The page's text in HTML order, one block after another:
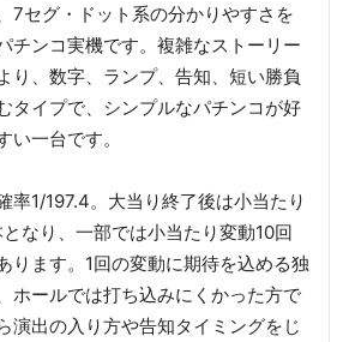
7セグ・ドット系の分かりやすさを
チンコ実機です。複雑なストーリー
り、数字、ランプ、告知、短い勝負
タイプで、シンプルなパチンコが好
い一台です。
率1/197.4。大当り終了後は小当たり
なり、一部では小当たり変動10回
ります。1回の変動に期待を込める独
ホールでは打ち込みにくかった方で
演出の入り方や告知タイミングをじ